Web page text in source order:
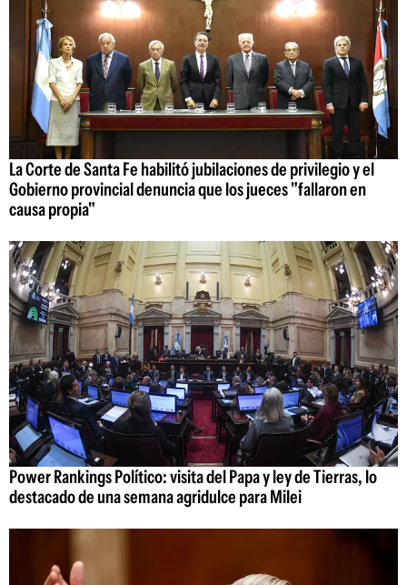
La Corte de Santa Fe habilitó jubilaciones de privilegio y el
Gobierno provincial denuncia que los jueces "fallaron en
causa propia"
Power Rankings Político: visita del Papa y ley de Tierras, lo
destacado de una semana agridulce para Milei